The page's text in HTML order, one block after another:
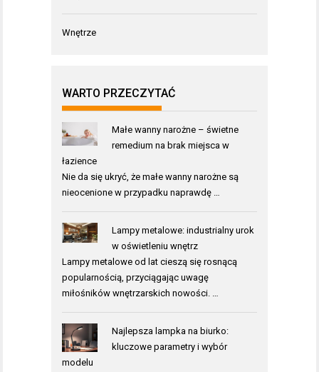
Wnętrze
WARTO PRZECZYTAĆ
Małe wanny narożne – świetne
remedium na brak miejsca w
łazience
Nie da się ukryć, że małe wanny narożne są
nieocenione w przypadku naprawdę …
Lampy metalowe: industrialny urok
w oświetleniu wnętrz
Lampy metalowe od lat cieszą się rosnącą
popularnością, przyciągając uwagę
miłośników wnętrzarskich nowości. …
Najlepsza lampka na biurko:
kluczowe parametry i wybór
modelu